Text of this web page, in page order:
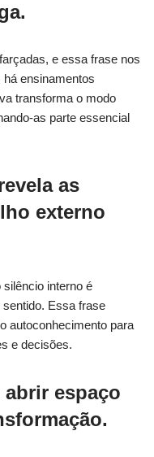
e essa frase nos
ensinamentos
transforma o modo
as parte essencial
as
externo
interno é
Essa frase
autoconhecimento para
e decisões.
espaço